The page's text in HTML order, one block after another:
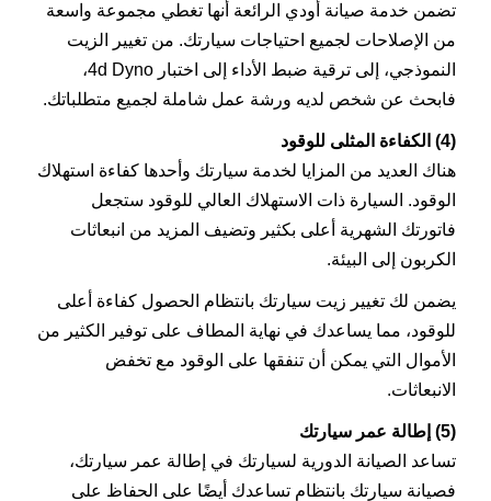
تضمن خدمة صيانة أودي الرائعة أنها تغطي مجموعة واسعة
من الإصلاحات لجميع احتياجات سيارتك. من تغيير الزيت
النموذجي، إلى ترقية ضبط الأداء إلى اختبار 4d Dyno،
فابحث عن شخص لديه ورشة عمل شاملة لجميع متطلباتك.
(4) الكفاءة المثلى للوقود
هناك العديد من المزايا لخدمة سيارتك وأحدها كفاءة استهلاك
الوقود. السيارة ذات الاستهلاك العالي للوقود ستجعل
فاتورتك الشهرية أعلى بكثير وتضيف المزيد من انبعاثات
الكربون إلى البيئة.
يضمن لك تغيير زيت سيارتك بانتظام الحصول كفاءة أعلى
للوقود، مما يساعدك في نهاية المطاف على توفير الكثير من
الأموال التي يمكن أن تنفقها على الوقود مع تخفض
الانبعاثات.
(5) إطالة عمر سيارتك
تساعد الصيانة الدورية لسيارتك في إطالة عمر سيارتك،
فصيانة سيارتك بانتظام تساعدك أيضًا على الحفاظ على